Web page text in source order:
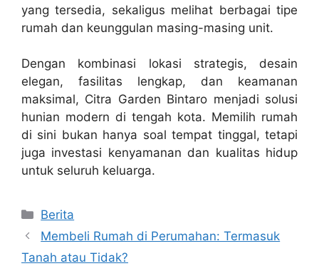
yang tersedia, sekaligus melihat berbagai tipe
rumah dan keunggulan masing-masing unit.
Dengan kombinasi lokasi strategis, desain
elegan, fasilitas lengkap, dan keamanan
maksimal, Citra Garden Bintaro menjadi solusi
hunian modern di tengah kota. Memilih rumah
di sini bukan hanya soal tempat tinggal, tetapi
juga investasi kenyamanan dan kualitas hidup
untuk seluruh keluarga.
Categories
Berita
Membeli Rumah di Perumahan: Termasuk
Tanah atau Tidak?